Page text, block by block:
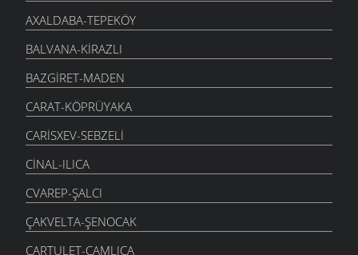
AXALDABA-TEPEKÖY
BALVANA-KIRAZLI
BAZGIRET-MADEN
CARAT-KÖPRÜYAKA
CARISXEV-SEBZELI
CINAL-ILICA
CVAREP-ŞALCI
ÇAKVELTA-ŞENOCAK
ÇARTULET-ÇAMLICA